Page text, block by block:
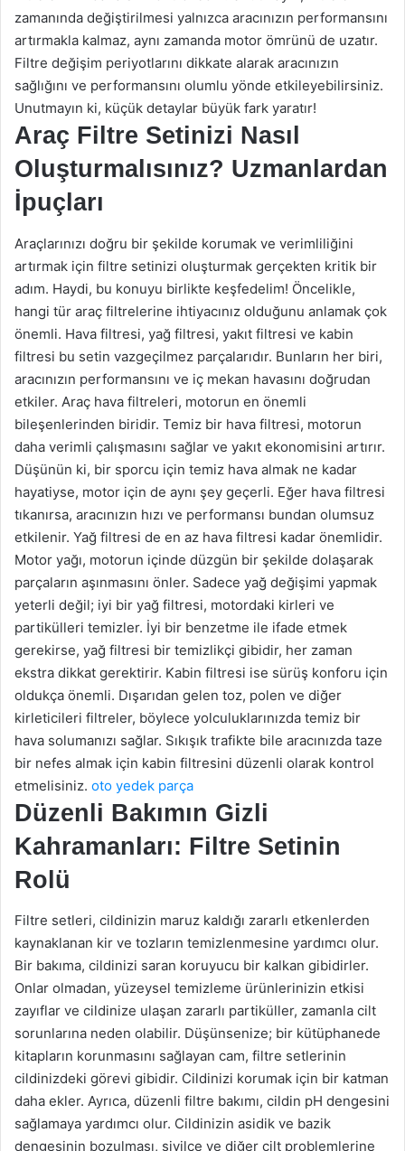
zamanında değiştirilmesi yalnızca aracınızın performansını
artırmakla kalmaz, aynı zamanda motor ömrünü de uzatır.
Filtre değişim periyotlarını dikkate alarak aracınızın
sağlığını ve performansını olumlu yönde etkileyebilirsiniz.
Unutmayın ki, küçük detaylar büyük fark yaratır!
Araç Filtre Setinizi Nasıl
Oluşturmalısınız? Uzmanlardan
İpuçları
Araçlarınızı doğru bir şekilde korumak ve verimliliğini
artırmak için filtre setinizi oluşturmak gerçekten kritik bir
adım. Haydi, bu konuyu birlikte keşfedelim! Öncelikle,
hangi tür araç filtrelerine ihtiyacınız olduğunu anlamak çok
önemli. Hava filtresi, yağ filtresi, yakıt filtresi ve kabin
filtresi bu setin vazgeçilmez parçalarıdır. Bunların her biri,
aracınızın performansını ve iç mekan havasını doğrudan
etkiler. Araç hava filtreleri, motorun en önemli
bileşenlerinden biridir. Temiz bir hava filtresi, motorun
daha verimli çalışmasını sağlar ve yakıt ekonomisini artırır.
Düşünün ki, bir sporcu için temiz hava almak ne kadar
hayatiyse, motor için de aynı şey geçerli. Eğer hava filtresi
tıkanırsa, aracınızın hızı ve performansı bundan olumsuz
etkilenir. Yağ filtresi de en az hava filtresi kadar önemlidir.
Motor yağı, motorun içinde düzgün bir şekilde dolaşarak
parçaların aşınmasını önler. Sadece yağ değişimi yapmak
yeterli değil; iyi bir yağ filtresi, motordaki kirleri ve
partikülleri temizler. İyi bir benzetme ile ifade etmek
gerekirse, yağ filtresi bir temizlikçi gibidir, her zaman
ekstra dikkat gerektirir. Kabin filtresi ise sürüş konforu için
oldukça önemli. Dışarıdan gelen toz, polen ve diğer
kirleticileri filtreler, böylece yolculuklarınızda temiz bir
hava solumanızı sağlar. Sıkışık trafikte bile aracınızda taze
bir nefes almak için kabin filtresini düzenli olarak kontrol
etmelisiniz. oto yedek parça
Düzenli Bakımın Gizli
Kahramanları: Filtre Setinin
Rolü
Filtre setleri, cildinizin maruz kaldığı zararlı etkenlerden
kaynaklanan kir ve tozların temizlenmesine yardımcı olur.
Bir bakıma, cildinizi saran koruyucu bir kalkan gibidirler.
Onlar olmadan, yüzeysel temizleme ürünlerinizin etkisi
zayıflar ve cildinize ulaşan zararlı partiküller, zamanla cilt
sorunlarına neden olabilir. Düşünsenize; bir kütüphanede
kitapların korunmasını sağlayan cam, filtre setlerinin
cildinizdeki görevi gibidir. Cildinizi korumak için bir katman
daha ekler. Ayrıca, düzenli filtre bakımı, cildin pH dengesini
sağlamaya yardımcı olur. Cildinizin asidik ve bazik
dengesinin bozulması, sivilce ve diğer cilt problemlerine